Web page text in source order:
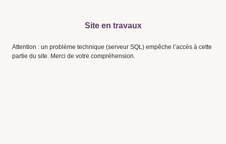
Site en travaux
Attention : un problème technique (serveur SQL) empêche l’accès à cette
partie du site. Merci de votre compréhension.